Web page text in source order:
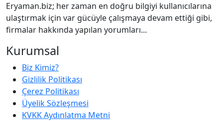
Eryaman.biz; her zaman en doğru bilgiyi kullanıcılarına
ulaştırmak için var gücüyle çalışmaya devam ettiği gibi,
firmalar hakkında yapılan yorumları...
Kurumsal
Biz Kimiz?
Gizlilik Politikası
Çerez Politikası
Üyelik Sözleşmesi
KVKK Aydınlatma Metni